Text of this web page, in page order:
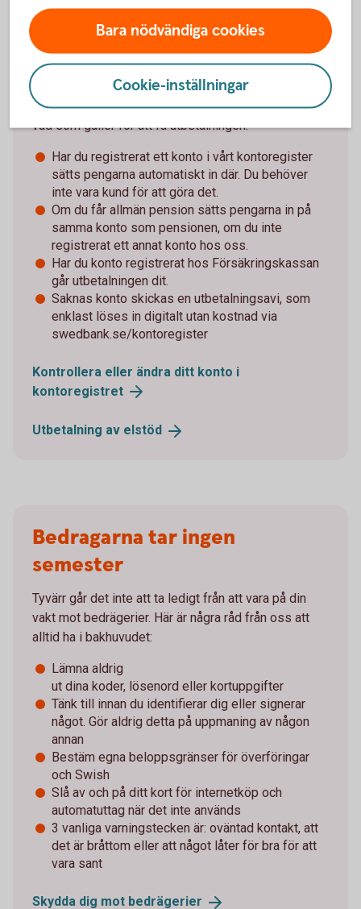
Ska du få elstöd?
De flesta får sin utbetalning före sista juni. Det här är
vad som gäller för att få utbetalningen.
Har du registrerat ett konto i vårt kontoregister
sätts pengarna automatiskt in där. Du behöver
inte vara kund för att göra det.
Om du får allmän pension sätts pengarna in på
samma konto som pensionen, om du inte
registrerat ett annat konto hos oss.
Har du konto registrerat hos Försäkringskassan
går utbetalningen dit.
Saknas konto skickas en utbetalningsavi, som
enklast löses in digitalt utan kostnad via
swedbank.se/kontoregister
Kontrollera eller ändra ditt konto i
kontoregistret
Utbetalning av elstöd
Bedragarna tar ingen
semester
Tyvärr går det inte att ta ledigt från att vara på din
vakt mot bedrägerier. Här är några råd från oss att
alltid ha i bakhuvudet:
Lämna aldrig
ut dina koder, lösenord eller kortuppgifter
Tänk till innan du identifierar dig eller signerar
något. Gör aldrig detta på uppmaning av någon
annan
Bestäm egna beloppsgränser för överföringar
och Swish
Slå av och på ditt kort för internetköp och
automatuttag när det inte används
3 vanliga varningstecken är: oväntad kontakt, att
det är bråttom eller att något låter för bra för att
vara sant
Skydda dig mot bedrägerier
Bara nödvändiga cookies
Cookie-inställningar